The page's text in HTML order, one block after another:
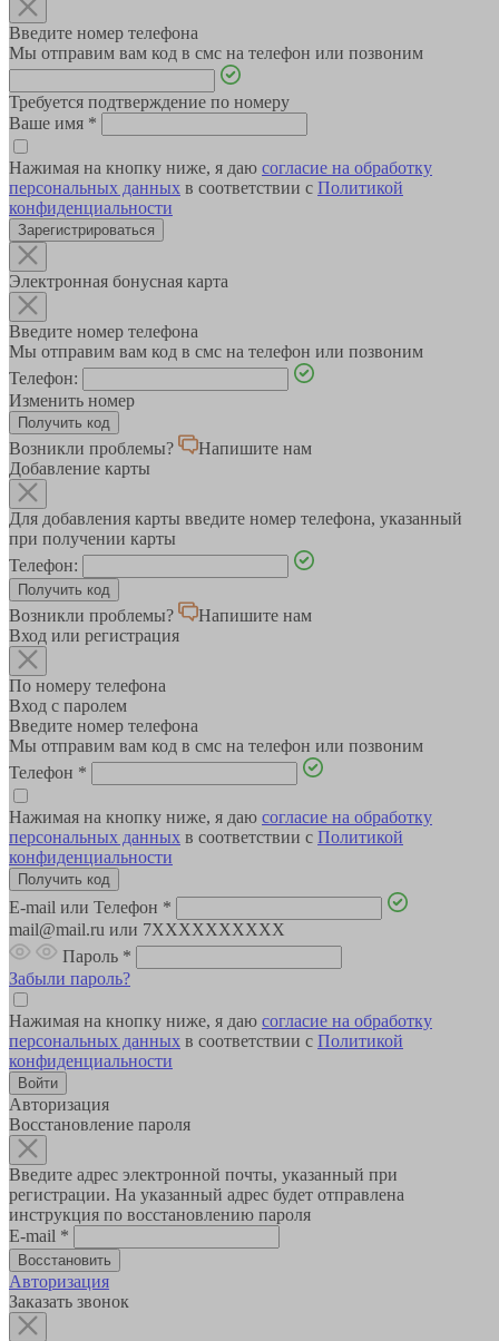
Введите номер телефона
Мы отправим вам код в смс на телефон или позвоним
Требуется подтверждение по номеру
Ваше имя *
Нажимая на кнопку ниже, я даю согласие на обработку
персональных данных в соответствии с Политикой
конфиденциальности
Зарегистрироваться
Электронная бонусная карта
Введите номер телефона
Мы отправим вам код в смс на телефон или позвоним
Телефон:
Изменить номер
Возникли проблемы?
Напишите нам
Добавление карты
Для добавления карты введите номер телефона, указанный
при получении карты
Телефон:
Возникли проблемы?
Напишите нам
Вход или регистрация
По номеру телефона
Вход с паролем
Введите номер телефона
Мы отправим вам код в смс на телефон или позвоним
Телефон *
Нажимая на кнопку ниже, я даю согласие на обработку
персональных данных в соответствии с Политикой
конфиденциальности
E-mail или Телефон *
mail@mail.ru или 7XXXXXXXXXX
Пароль *
Забыли пароль?
Нажимая на кнопку ниже, я даю согласие на обработку
персональных данных в соответствии с Политикой
конфиденциальности
Авторизация
Восстановление пароля
Введите адрес электронной почты, указанный при
регистрации. На указанный адрес будет отправлена
инструкция по восстановлению пароля
E-mail *
Авторизация
Заказать звонок